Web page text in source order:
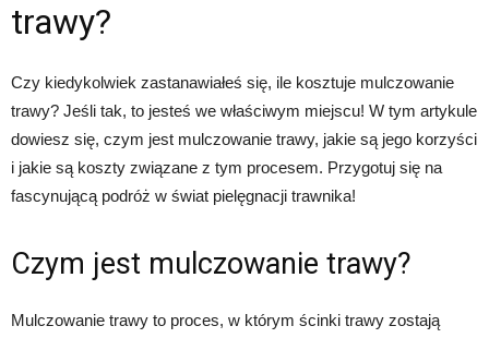
trawy?
Czy kiedykolwiek zastanawiałeś się, ile kosztuje mulczowanie
trawy? Jeśli tak, to jesteś we właściwym miejscu! W tym artykule
dowiesz się, czym jest mulczowanie trawy, jakie są jego korzyści
i jakie są koszty związane z tym procesem. Przygotuj się na
fascynującą podróż w świat pielęgnacji trawnika!
Czym jest mulczowanie trawy?
Mulczowanie trawy to proces, w którym ścinki trawy zostają